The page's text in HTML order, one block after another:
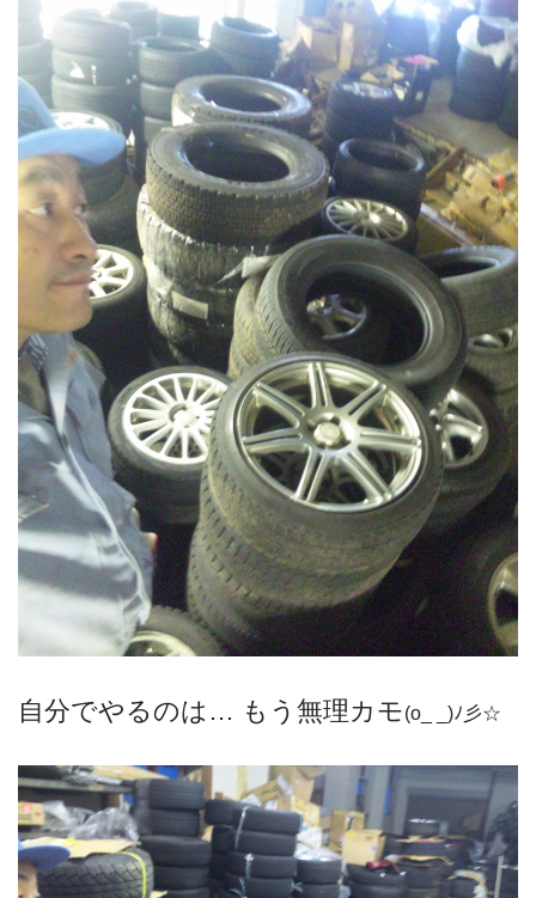
自分でやるのは… もう無理カモ(o_ _)ﾉ彡☆